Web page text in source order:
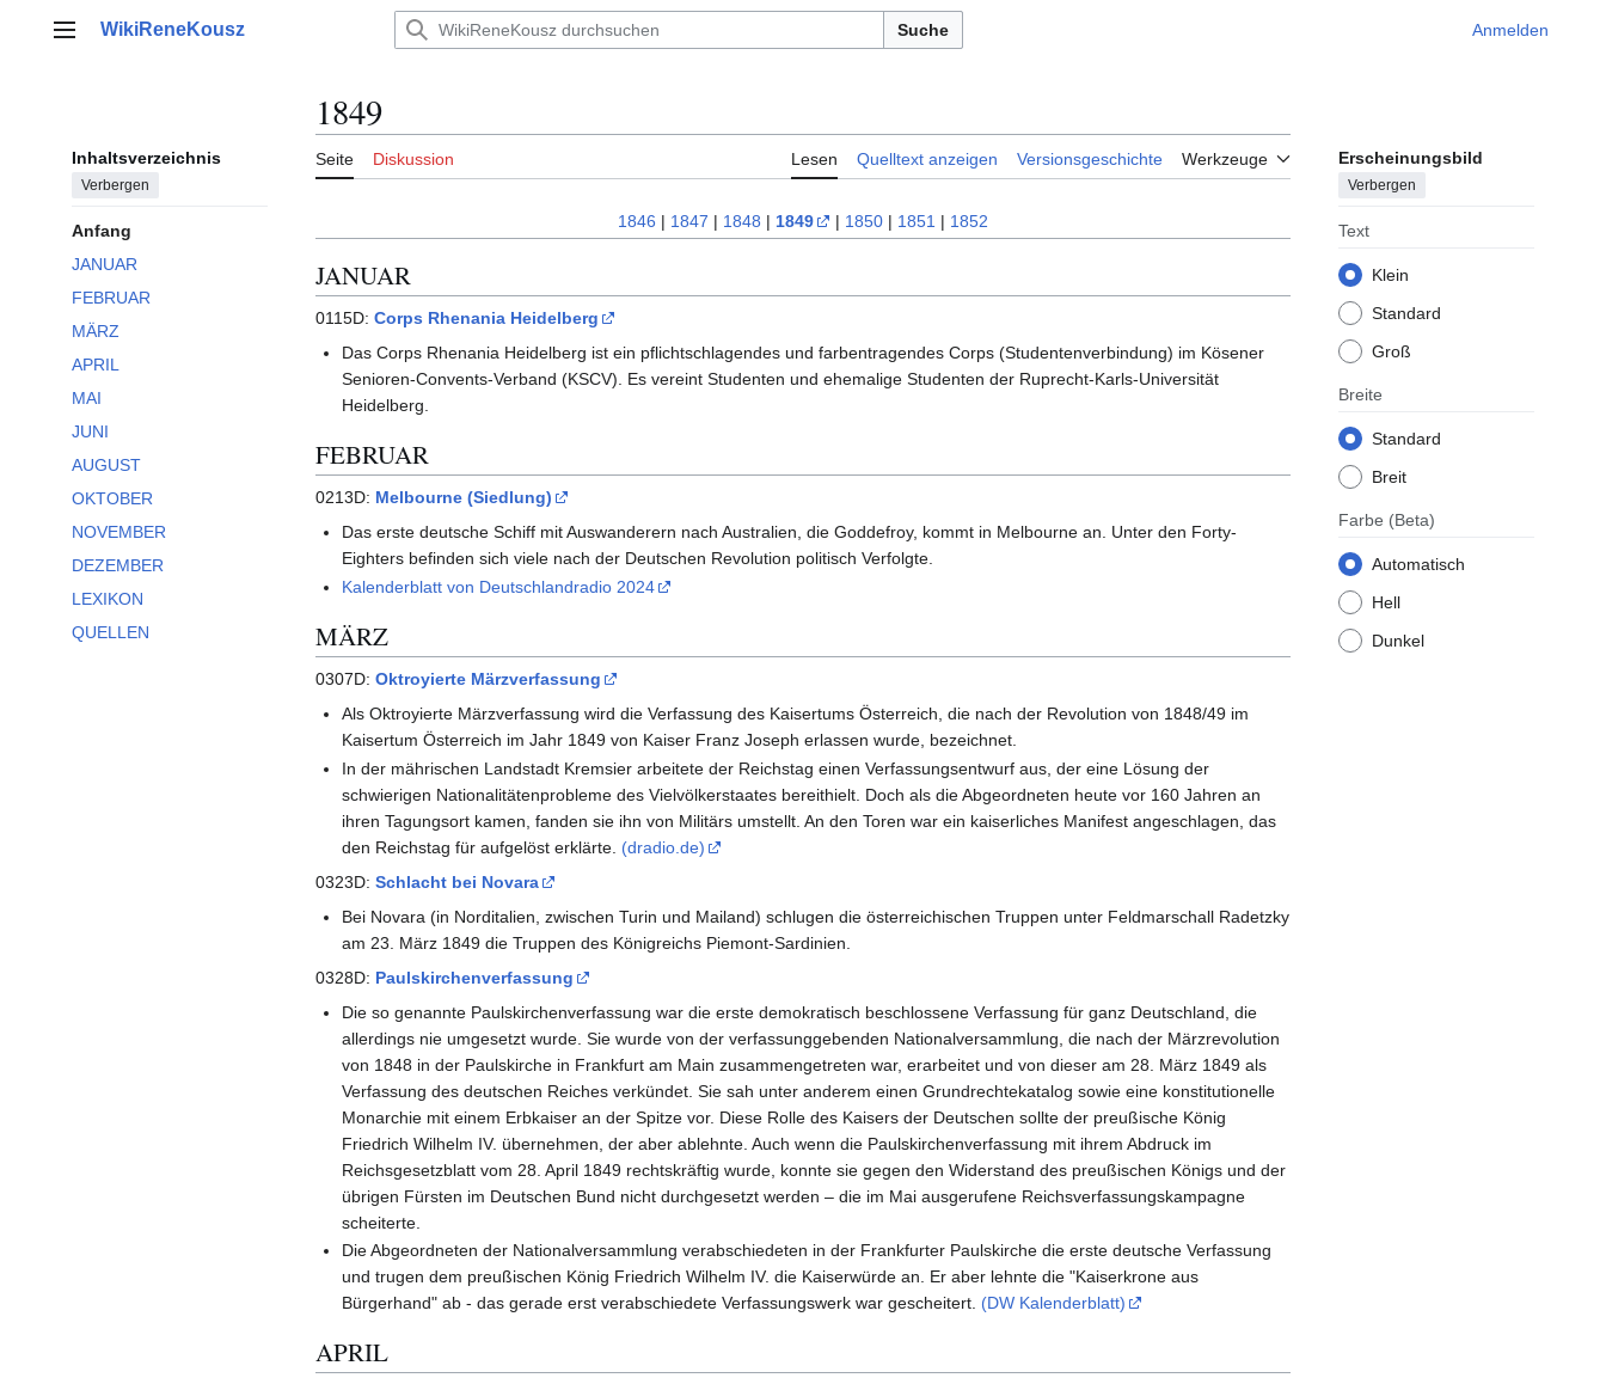
Hauptmenü
WikiReneKousz Suche Anmelden
Inhaltsverzeichnis
Verbergen
Anfang
JANUAR
FEBRUAR
MÄRZ
APRIL
MAI
JUNI
AUGUST
OKTOBER
NOVEMBER
DEZEMBER
LEXIKON
QUELLEN
1849
Seite Diskussion Lesen Quelltext anzeigen Versionsgeschichte Werkzeuge Erscheinungsbild
Verbergen
Text
Klein
Standard
Groß
Breite
Standard
Breit
Farbe (Beta)
Automatisch
Hell
Dunkel
1846 | 1847 | 1848 | 1849 | 1850 | 1851 | 1852
JANUAR
0115D: Corps Rhenania Heidelberg
Das Corps Rhenania Heidelberg ist ein pflichtschlagendes und farbentragendes Corps (Studentenverbindung) im Kösener
Senioren-Convents-Verband (KSCV). Es vereint Studenten und ehemalige Studenten der Ruprecht-Karls-Universität
Heidelberg.
FEBRUAR
0213D: Melbourne (Siedlung)
Das erste deutsche Schiff mit Auswanderern nach Australien, die Goddefroy, kommt in Melbourne an. Unter den Forty-
Eighters befinden sich viele nach der Deutschen Revolution politisch Verfolgte.
Kalenderblatt von Deutschlandradio 2024
MÄRZ
0307D: Oktroyierte Märzverfassung
Als Oktroyierte Märzverfassung wird die Verfassung des Kaisertums Österreich, die nach der Revolution von 1848/49 im
Kaisertum Österreich im Jahr 1849 von Kaiser Franz Joseph erlassen wurde, bezeichnet.
In der mährischen Landstadt Kremsier arbeitete der Reichstag einen Verfassungsentwurf aus, der eine Lösung der
schwierigen Nationalitätenprobleme des Vielvölkerstaates bereithielt. Doch als die Abgeordneten heute vor 160 Jahren an
ihren Tagungsort kamen, fanden sie ihn von Militärs umstellt. An den Toren war ein kaiserliches Manifest angeschlagen, das
den Reichstag für aufgelöst erklärte. (dradio.de)
0323D: Schlacht bei Novara
Bei Novara (in Norditalien, zwischen Turin und Mailand) schlugen die österreichischen Truppen unter Feldmarschall Radetzky
am 23. März 1849 die Truppen des Königreichs Piemont-Sardinien.
0328D: Paulskirchenverfassung
Die so genannte Paulskirchenverfassung war die erste demokratisch beschlossene Verfassung für ganz Deutschland, die
allerdings nie umgesetzt wurde. Sie wurde von der verfassunggebenden Nationalversammlung, die nach der Märzrevolution
von 1848 in der Paulskirche in Frankfurt am Main zusammengetreten war, erarbeitet und von dieser am 28. März 1849 als
Verfassung des deutschen Reiches verkündet. Sie sah unter anderem einen Grundrechtekatalog sowie eine konstitutionelle
Monarchie mit einem Erbkaiser an der Spitze vor. Diese Rolle des Kaisers der Deutschen sollte der preußische König
Friedrich Wilhelm IV. übernehmen, der aber ablehnte. Auch wenn die Paulskirchenverfassung mit ihrem Abdruck im
Reichsgesetzblatt vom 28. April 1849 rechtskräftig wurde, konnte sie gegen den Widerstand des preußischen Königs und der
übrigen Fürsten im Deutschen Bund nicht durchgesetzt werden – die im Mai ausgerufene Reichsverfassungskampagne
scheiterte.
Die Abgeordneten der Nationalversammlung verabschiedeten in der Frankfurter Paulskirche die erste deutsche Verfassung
und trugen dem preußischen König Friedrich Wilhelm IV. die Kaiserwürde an. Er aber lehnte die "Kaiserkrone aus
Bürgerhand" ab - das gerade erst verabschiedete Verfassungswerk war gescheitert. (DW Kalenderblatt)
APRIL